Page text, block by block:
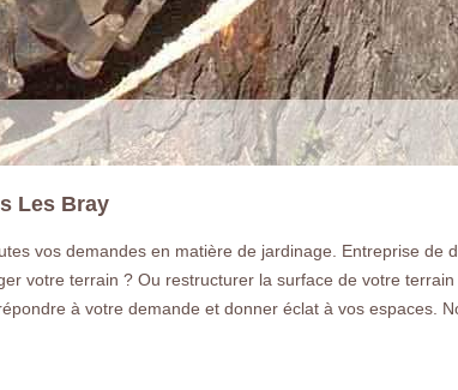
Les Bray
vos demandes en matière de jardinage. Entreprise de
votre terrain ? Ou restructurer la surface de votre
à votre demande et donner éclat à vos espaces.